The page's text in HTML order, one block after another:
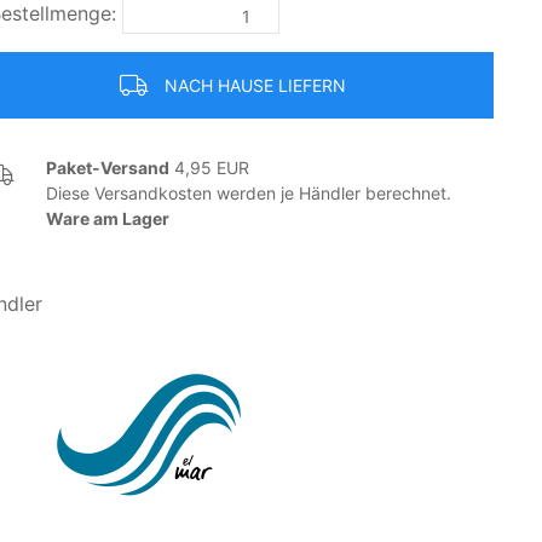
NACH HAUSE LIEFERN
Paket-Versand 4,95 EUR
Diese Versandkosten werden je Händler berechnet.
Ware am Lager